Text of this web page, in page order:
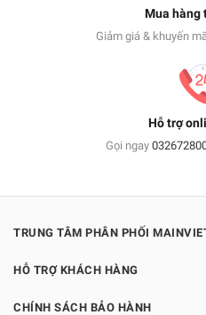
Mua hàng
Giảm giá & khuyến
Hỗ trợ
Gọi ngay
TRUNG TÂM PHÂN PHỐI
HỖ TRỢ KHÁCH HÀNG
CHÍNH SÁCH BẢO HÀNH